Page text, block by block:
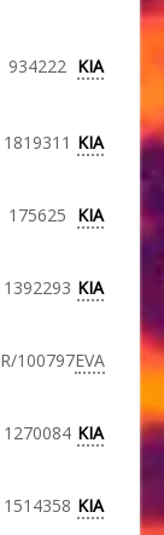
934222 KIA
1819311 KIA
175625 KIA
1392293 KIA
R/100797EVA
1270084 KIA
1514358 KIA